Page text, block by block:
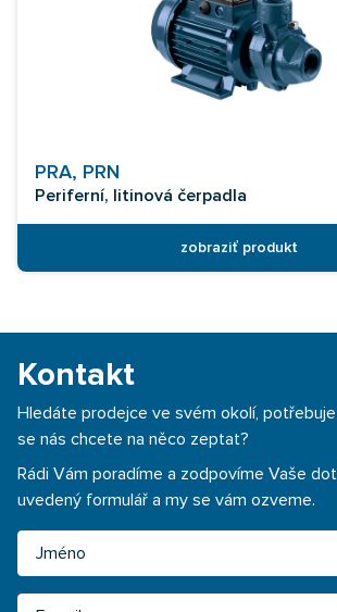
PRA, PRN
Periferní, litinová čerpadla
zobraziť produkt
Kontakt
Hledáte prodejce ve svém okolí,
se nás chcete na něco zeptat?
Rádi Vám poradíme a zodpovíme Vaše
uvedený formulář a my se vám ozveme.
Jméno